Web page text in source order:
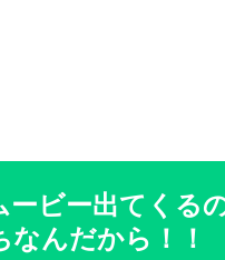
ービー出てくる
なんだから！！